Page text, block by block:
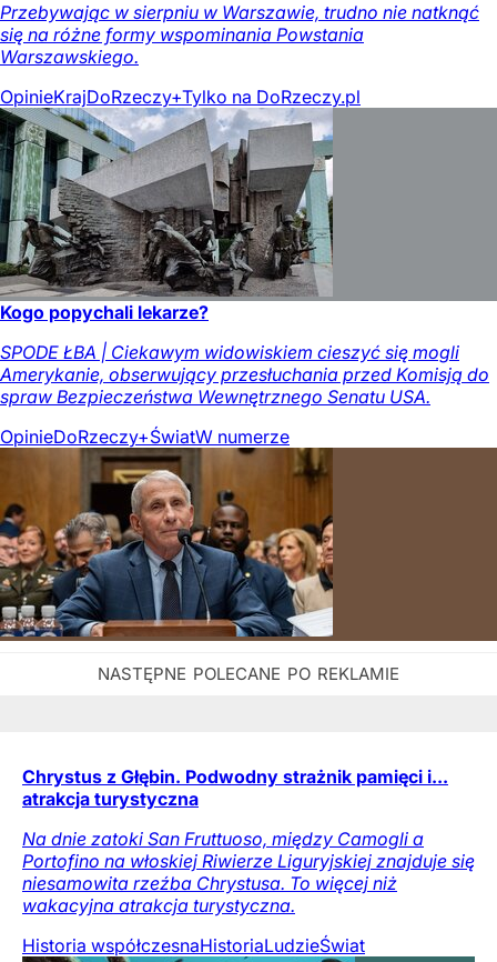
Przebywając w sierpniu w Warszawie, trudno nie natknąć
się na różne formy wspominania Powstania
Warszawskiego.
OpinieKrajDoRzeczy+Tylko na DoRzeczy.pl
Kogo popychali lekarze?
SPODE ŁBA | Ciekawym widowiskiem cieszyć się mogli
Amerykanie, obserwujący przesłuchania przed Komisją do
spraw Bezpieczeństwa Wewnętrznego Senatu USA.
OpinieDoRzeczy+ŚwiatW numerze
Chrystus z Głębin. Podwodny strażnik pamięci i...
atrakcja turystyczna
Na dnie zatoki San Fruttuoso, między Camogli a
Portofino na włoskiej Riwierze Liguryjskiej znajduje się
niesamowita rzeźba Chrystusa. To więcej niż
wakacyjna atrakcja turystyczna.
Historia współczesnaHistoriaLudzieŚwiat